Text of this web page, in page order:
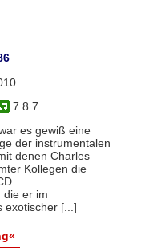
7 8 7
es gewiß eine
der instrumentalen
denen Charles
Kollegen die
die er im
exotischer [...]